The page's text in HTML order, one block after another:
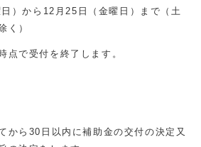
）から12月25日（金曜日）まで（土
く）
点で受付を終了します。
から30日以内に補助金の交付の決定又